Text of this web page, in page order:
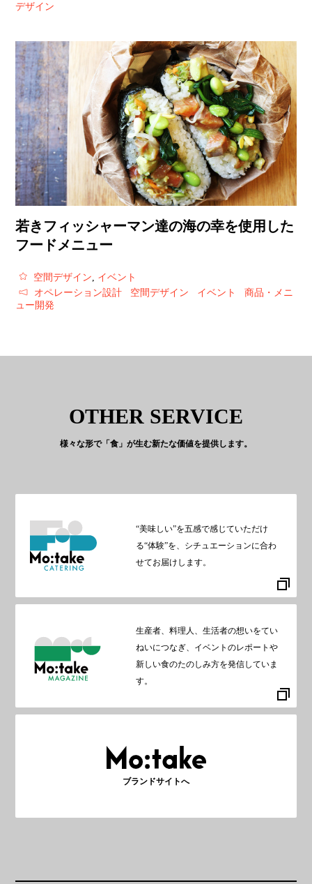
デザイン
若きフィッシャーマン達の海の幸を使用した
フードメニュー
空間デザイン, イベント
オペレーション設計
空間デザイン イベント
商品・メニ
ュー開発
OTHER SERVICE
様々な形で「食」が生む新たな価値を提供します。
“美味しい”を五感で感じていただけ
る“体験”を、シチュエーションに合わ
せてお届けします。
生産者、料理人、生活者の想いをてい
ねいにつなぎ、イベントのレポートや
新しい食のたのしみ方を発信していま
す。
ブランドサイトへ